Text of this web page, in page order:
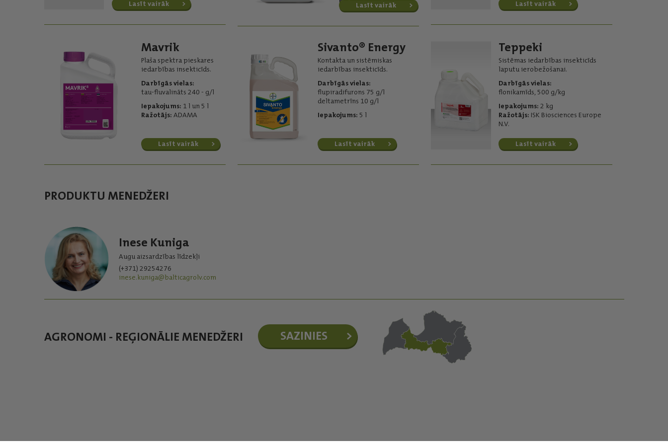
Lasīt vairāk Lasīt vairāk Lasīt vairāk
Mavrik
Plaša spektra pieskares
iedarbības insekticīds.
Darbīgās vielas:
tau-fluvalināts 240 - g/l
Iepakojums: 1 l un 5 l
Ražotājs: ADAMA
Lasīt vairāk
Sivanto® Energy
Kontakta un sistēmiskas
iedarbības insekticīds.
Darbīgās vielas:
flupiradifurons 75 g/l
deltametrīns 10 g/l
Iepakojums: 5 l
Lasīt vairāk
Teppeki
Sistēmas iedarbības insekticīds
laputu ierobežošanai.
Darbīgās vielas:
flonikamīds, 500 g/kg
Iepakojums: 2 kg
Ražotājs: ISK Biosciences Europe
N.V.
Lasīt vairāk
PRODUKTU MENEDŽERI
Inese Kuniga
Augu aizsardzības līdzekļi
(+371) 29254276
inese.kuniga@balticagrolv.com
AGRONOMI - REĢIONĀLIE MENEDŽERI SAZINIES